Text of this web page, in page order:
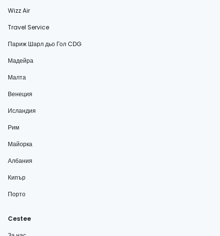
Wizz Air
Travel Service
Париж Шарл дьо Гол CDG
Мадейра
Малта
Венеция
Исландия
Рим
Майорка
Албания
Кипър
Порто
Cestee